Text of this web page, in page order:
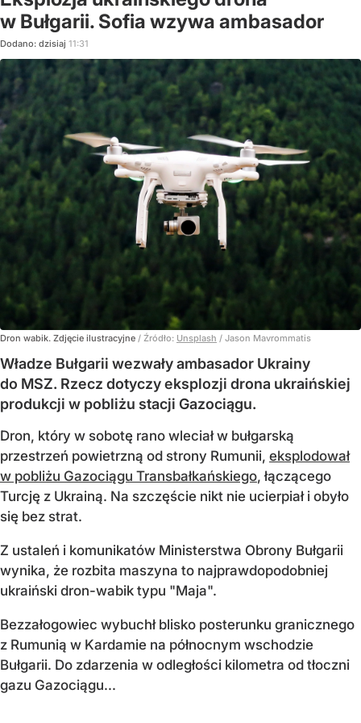
w Bułgarii. Sofia wzywa ambasador
Dodano: dzisiaj 11:31
Dron wabik. Zdjęcie ilustracyjne / Źródło: Unsplash / Jason Mavrommatis
Władze Bułgarii wezwały ambasador Ukrainy
do MSZ. Rzecz dotyczy eksplozji drona ukraińskiej
produkcji w pobliżu stacji Gazociągu.
Dron, który w sobotę rano wleciał w bułgarską
przestrzeń powietrzną od strony Rumunii, eksplodował
w pobliżu Gazociągu Transbałkańskiego, łączącego
Turcję z Ukrainą. Na szczęście nikt nie ucierpiał i obyło
się bez strat.
Z ustaleń i komunikatów Ministerstwa Obrony Bułgarii
wynika, że rozbita maszyna to najprawdopodobniej
ukraiński dron-wabik typu "Maja".
Bezzałogowiec wybuchł blisko posterunku granicznego
z Rumunią w Kardamie na północnym wschodzie
Bułgarii. Do zdarzenia w odległości kilometra od tłoczni
gazu Gazociągu...